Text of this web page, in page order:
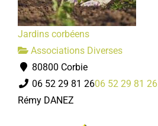
Jardins corbéens
Associations Diverses
80800 Corbie
06 52 29 81 2606 52 29 81 26
Rémy DANEZ